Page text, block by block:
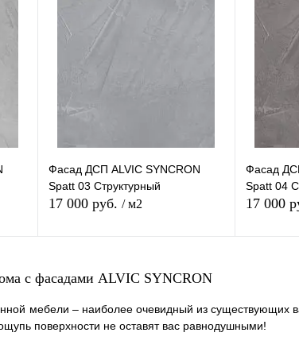
Купить в 1 клик Купить
В
Фасад ДСП ALVIC SYNCRON
Spatt 03 Структурный
17 000 руб. / м2
Купить в 1 клик
Фасад
Spatt 04
17 000
с фасадами ALVIC SYNCRON
мебели – наиболее очевидный из существующих
поверхности не оставят вас равнодушными!